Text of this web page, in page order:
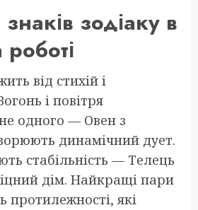
знаків зодіаку в
роботі
від стихій і
і повітря
одного — Овен з
динамічний дует.
стабільність — Телець
дім. Найкращі пари
протилежності, які